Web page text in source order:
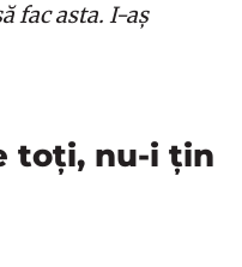
fac asta. I-aș
toți, nu-i țin